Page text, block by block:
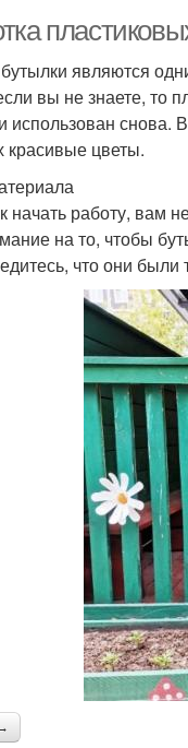
являются
вы не знаете, то
использован снова.
красивые цветы.
начать работу, вам
на то, чтобы
что они